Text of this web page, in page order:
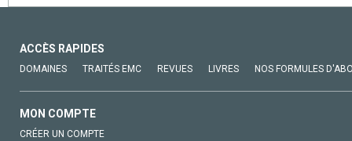
ACCÈS RAPIDES
DOMAINES TRAITÉS EMC REVUES LIVRES NOS FORMULES
MON COMPTE
CRÉER UN COMPTE